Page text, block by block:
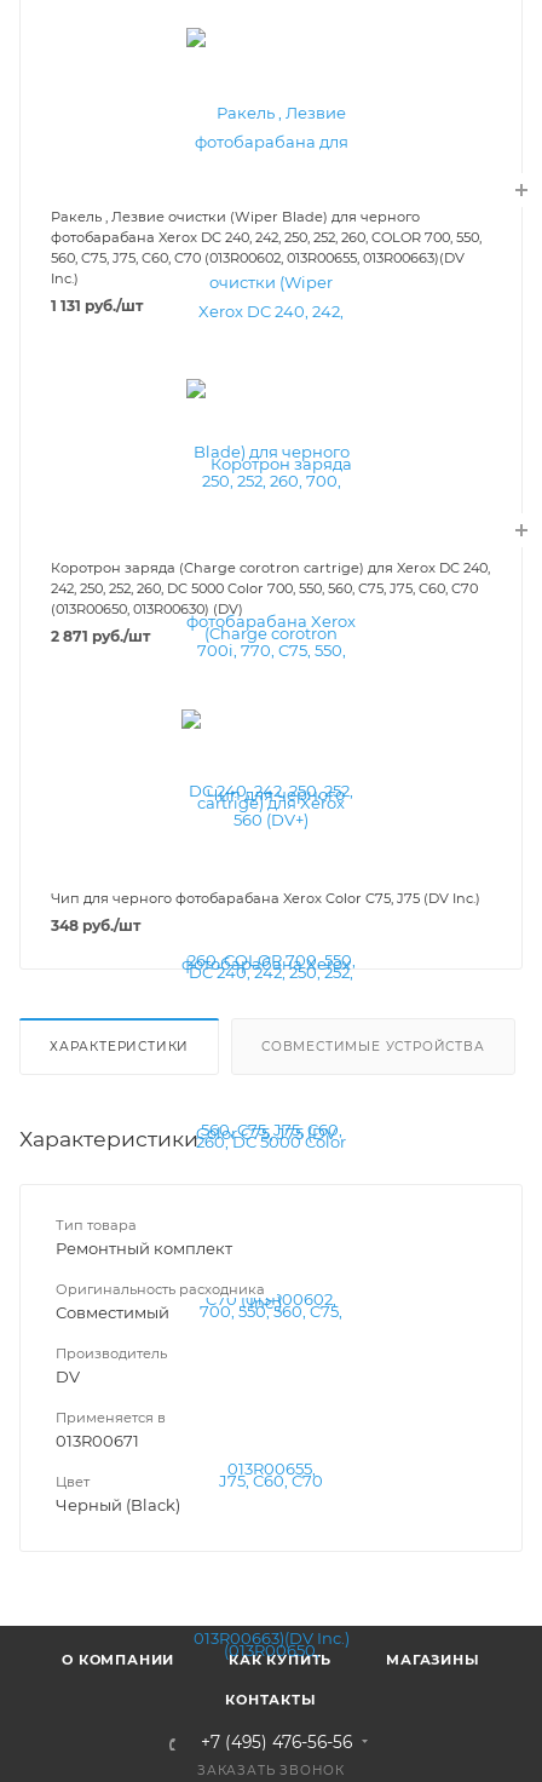
Ракель , Лезвие очистки (Wiper Blade) для черного
фотобарабана Xerox DC 240, 242, 250, 252, 260, COLOR 700, 550,
560, C75, J75, C60, C70 (013R00602, 013R00655, 013R00663)(DV
Inc.)
1 131 руб./шт
Коротрон заряда (Charge corotron cartrige) для Xerox DC 240,
242, 250, 252, 260, DC 5000 Color 700, 550, 560, C75, J75, C60, C70
(013R00650, 013R00630) (DV)
2 871 руб./шт
Чип для черного фотобарабана Xerox Color C75, J75 (DV Inc.)
348 руб./шт
ХАРАКТЕРИСТИКИ СОВМЕСТИМЫЕ УСТРОЙСТВА
Характеристики
Тип товара
Ремонтный комплект
Оригинальность расходника
Совместимый
Производитель
DV
Применяется в
013R00671
Цвет
Черный (Black)
О КОМПАНИИ КАК КУПИТЬ МАГАЗИНЫ
КОНТАКТЫ
+7 (495) 476-56-56
ЗАКАЗАТЬ ЗВОНОК